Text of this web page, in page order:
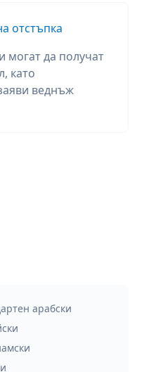
отстъпка
могат да получат
като
веднъж
арабски